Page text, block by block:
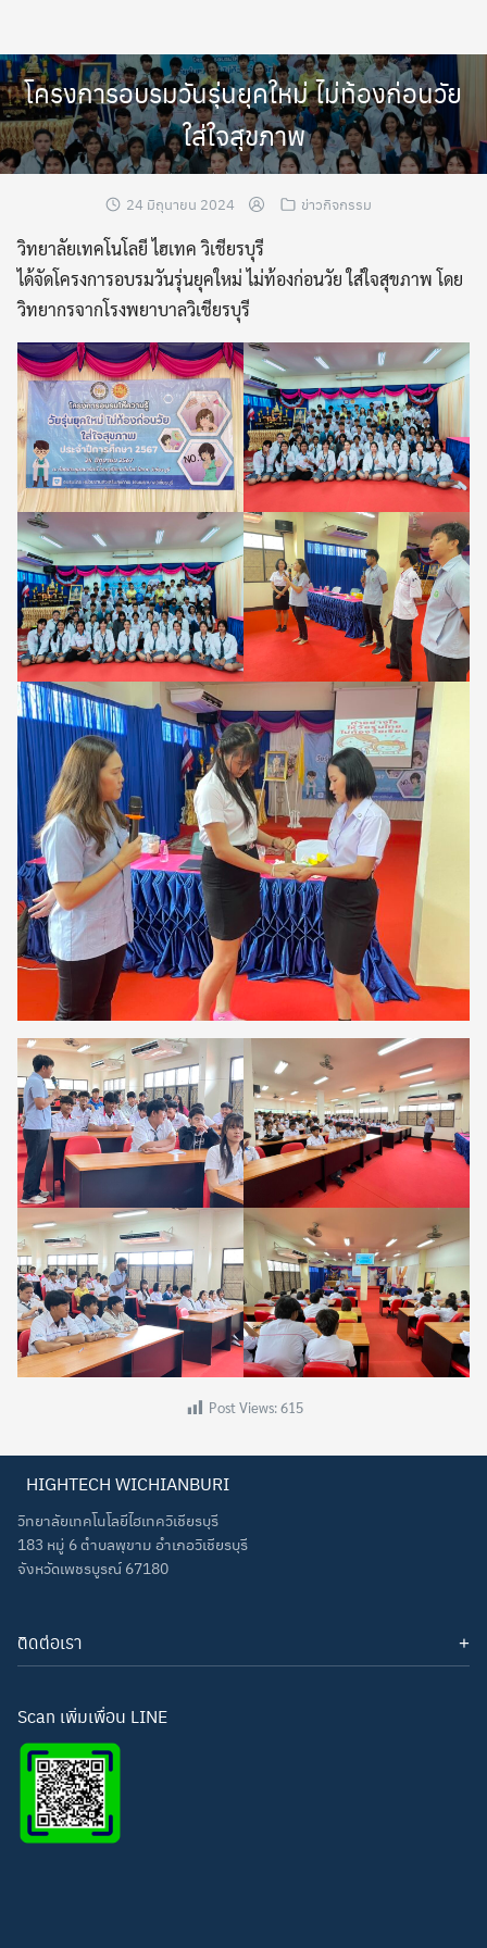
content
Search
for:
Search
โครงการอบรมวันรุ่นยุคใหม่ ไม่ท้องก่อนวัย
ใส่ใจสุขภาพ
24 มิถุนายน 2024 ข่าวกิจกรรม
วิทยาลัยเทคโนโลยี ไฮเทค วิเชียรบุรี
ได้จัดโครงการอบรมวันรุ่นยุคใหม่ ไม่ท้องก่อนวัย ใส่ใจสุขภาพ โดย
วิทยากรจากโรงพยาบาลวิเชียรบุรี
Post Views:615
HIGHTECH WICHIANBURI
วิทยาลัยเทคโนโลยีไฮเทควิเชียรบุรี
183 หมู่ 6 ตำบลพุขาม อำเภอวิเชียรบุรี
จังหวัดเพชรบูรณ์ 67180
ติดต่อเรา
โทรศัพท์: 093-3277343
อีเมล: hightechwichian@gmail.com
Scan เพิ่มเพื่อน LINE